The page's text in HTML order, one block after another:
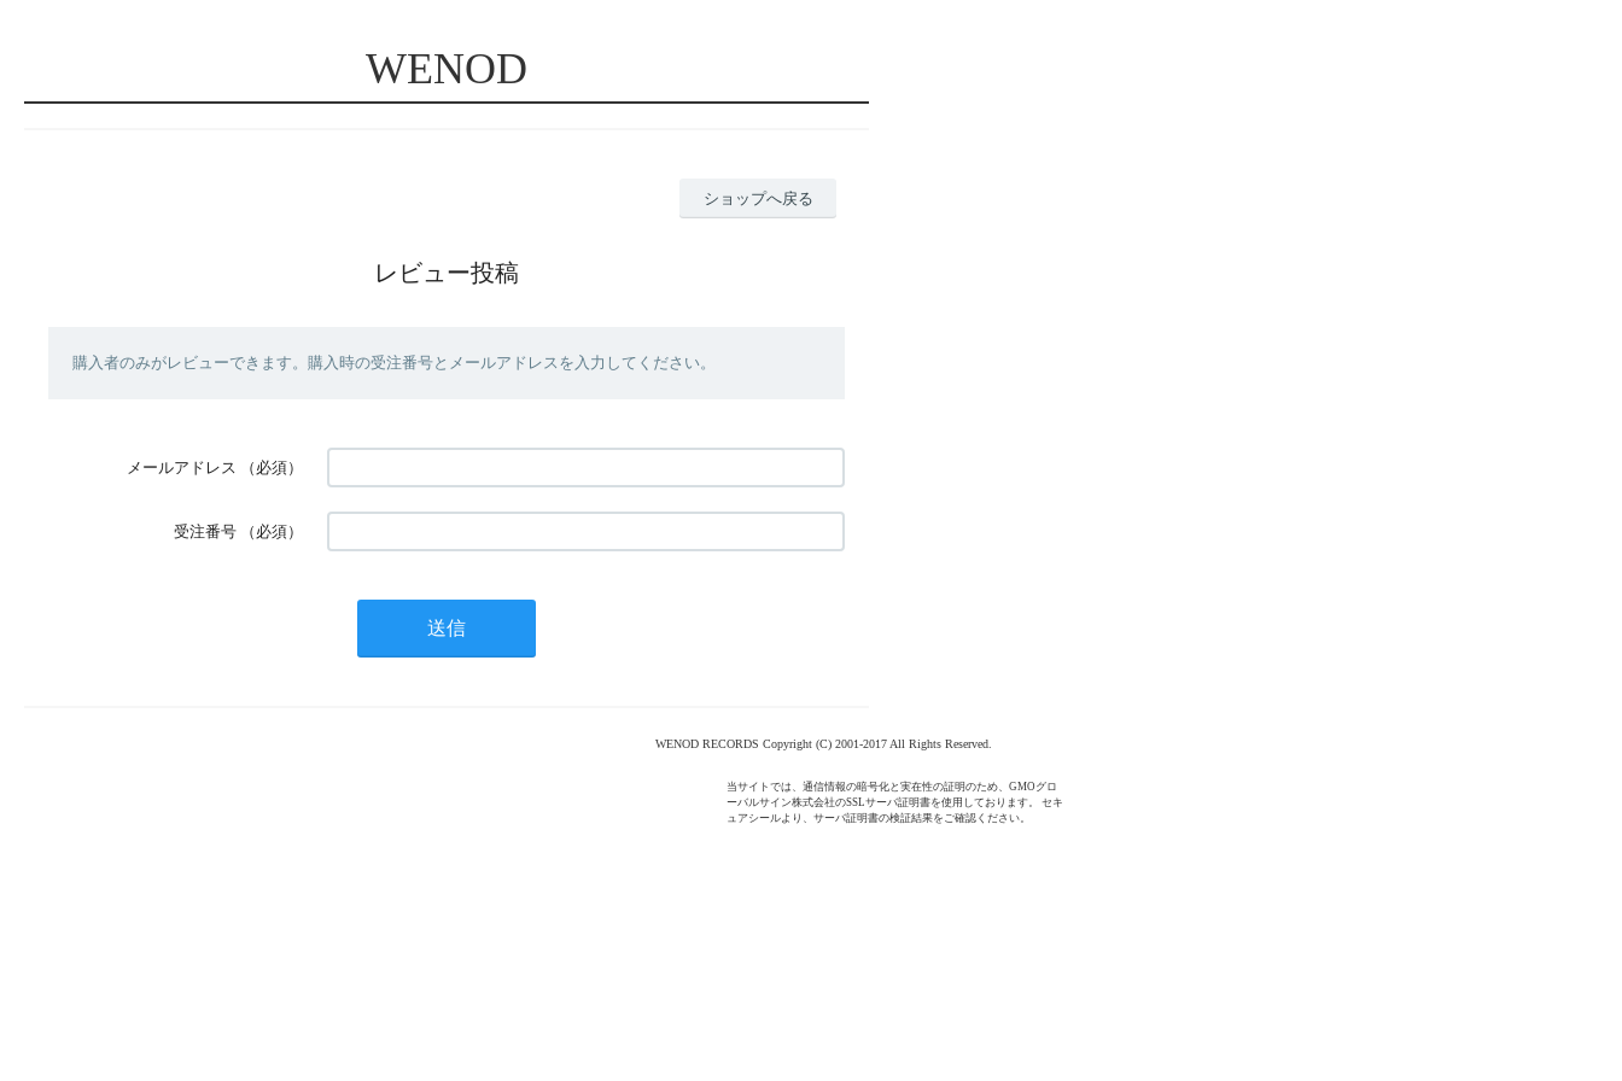
WENOD
ショップへ戻る
レビュー投稿
購入者のみがレビューできます。購入時の受注番号とメールアドレスを入力してください。
メールアドレス （必須）
受注番号 （必須）
WENOD RECORDS Copyright (C) 2001-2017 All Rights Reserved.
当サイトでは、通信情報の暗号化と実在性の証明のため、GMOグロ
ーバルサイン株式会社のSSLサーバ証明書を使用しております。 セキ
ュアシールより、サーバ証明書の検証結果をご確認ください。